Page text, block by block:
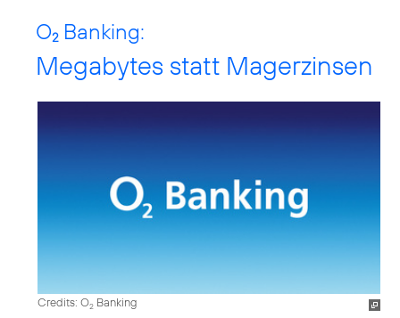
O2 Banking:
Megabytes statt Magerzinsen
Credits: O2 Banking